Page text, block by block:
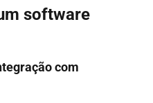
software
com